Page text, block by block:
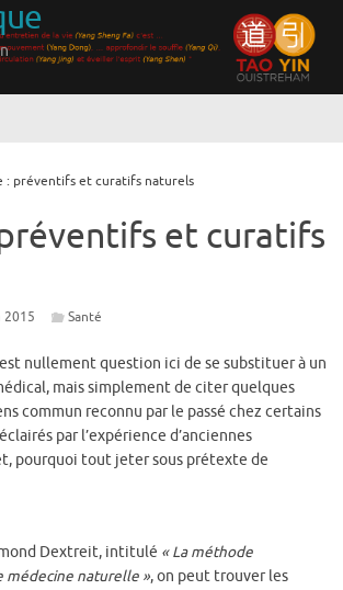
: préventifs et curatifs naturels
et curatifs
2015 Santé
nullement question ici de se substituer à un
mais simplement de citer quelques
commun reconnu par le passé chez certains
par l’expérience d’anciennes
pourquoi tout jeter sous prétexte de
Dextreit, intitulé « La méthode
médecine naturelle », on peut trouver les